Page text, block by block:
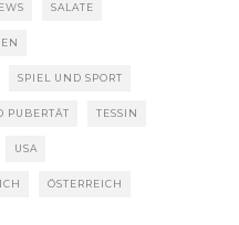
SALATE
SPIEL UND SPORT
PUBERTÄT TESSIN
USA
ÖSTERREICH